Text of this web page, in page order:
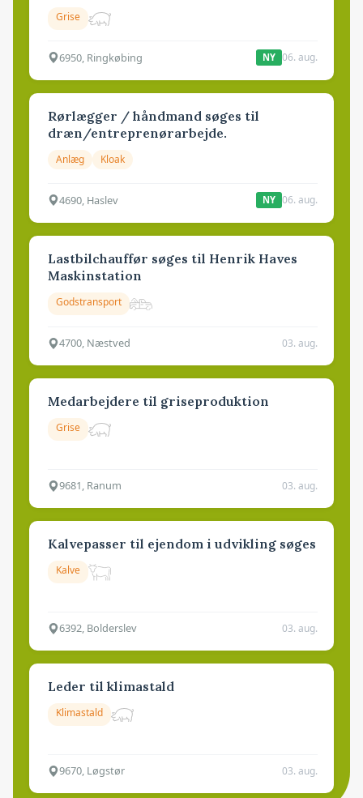
Grise
6950, Ringkøbing NY 06. aug.
Rørlægger / håndmand søges til
dræn/entreprenørarbejde.
Anlæg Kloak
4690, Haslev NY 06. aug.
Lastbilchauffør søges til Henrik Haves
Maskinstation
Godstransport
4700, Næstved 03. aug.
Medarbejdere til griseproduktion
Grise
9681, Ranum 03. aug.
Kalvepasser til ejendom i udvikling søges
Kalve
6392, Bolderslev 03. aug.
Leder til klimastald
Klimastald
9670, Løgstør 03. aug.